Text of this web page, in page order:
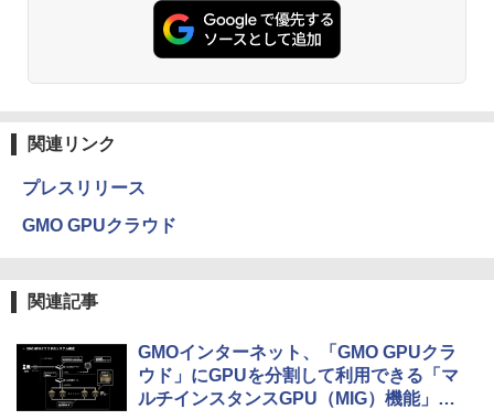
関連リンク
プレスリリース
GMO GPUクラウド
関連記事
GMOインターネット、「GMO GPUクラ
ウド」にGPUを分割して利用できる「マ
ルチインスタンスGPU（MIG）機能」を